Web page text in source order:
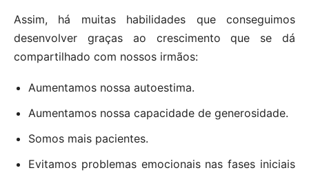
Assim, há muitas habilidades que conseguimos
desenvolver graças ao crescimento que se dá
compartilhado com nossos irmãos:
Aumentamos nossa autoestima.
Aumentamos nossa capacidade de generosidade.
Somos mais pacientes.
Evitamos problemas emocionais nas fases iniciais